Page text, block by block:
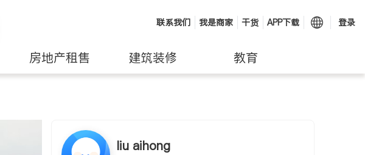
联系我们 我是商家 干货 APP下载 登录
房地产租售 建筑装修 教育
liu aihong